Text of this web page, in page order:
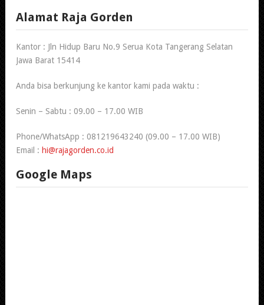
Alamat Raja Gorden
Kantor : Jln Hidup Baru No.9 Serua Kota Tangerang Selatan
Jawa Barat 15414
Anda bisa berkunjung ke kantor kami pada waktu :
Senin – Sabtu : 09.00 – 17.00 WIB
Phone/WhatsApp : 081219643240 (09.00 – 17.00 WIB)
Email : hi@rajagorden.co.id
Google Maps